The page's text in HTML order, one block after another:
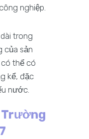
nghiệp.
trong
của sản
thể có
kể, đặc
nước.
Trường